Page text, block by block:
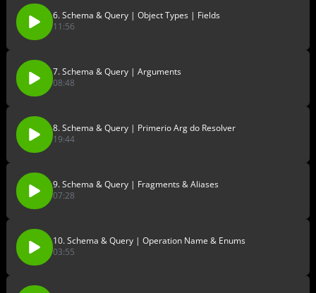
6. Schema & Query | Object Types | Fields
11:56
7. Schema & Query | Arguments
08:48
8. Schema & Query | Primerio Arg do Resolver
19:44
9. Schema & Query | Fragments & Aliases
07:28
10. Schema & Query | Operation Name & Enums
03:55